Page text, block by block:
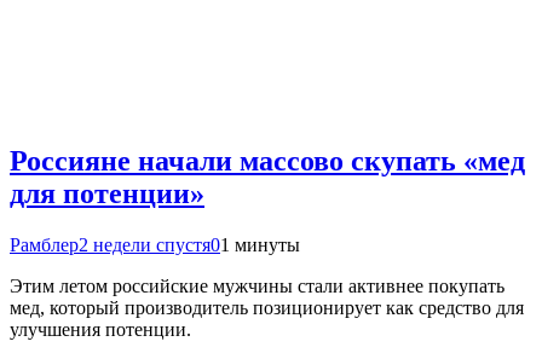
Россияне начали массово скупать «мед
для потенции»
Рамблер2 недели спустя01 минуты
Этим летом российские мужчины стали активнее покупать
мед, который производитель позиционирует как средство для
улучшения потенции.